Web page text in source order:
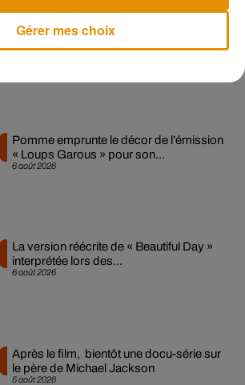
Angèle et Amélie Lens dévoilent leur
collaboration tant attendue
6 août 2026
Pomme emprunte le décor de l’émission
« Loups Garous » pour son...
6 août 2026
La version réécrite de « Beautiful Day »
interprétée lors des...
5 août 2026
Après le film, bientôt une docu-série sur
le père de Michael Jackson
Gérer mes choix